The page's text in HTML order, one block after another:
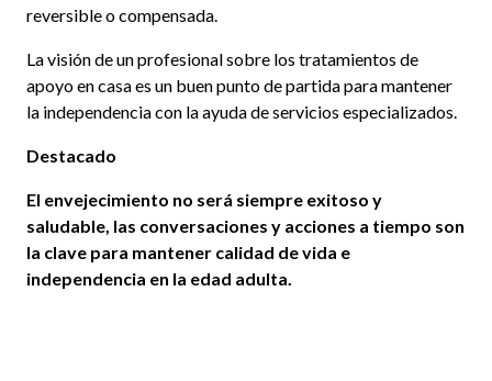
reversible o compensada.
La visión de un profesional sobre los tratamientos de
apoyo en casa es un buen punto de partida para mantener
la independencia con la ayuda de servicios especializados.
Destacado
El envejecimiento no será siempre exitoso y
saludable, las conversaciones y acciones a tiempo son
la clave para mantener calidad de vida e
independencia en la edad adulta.